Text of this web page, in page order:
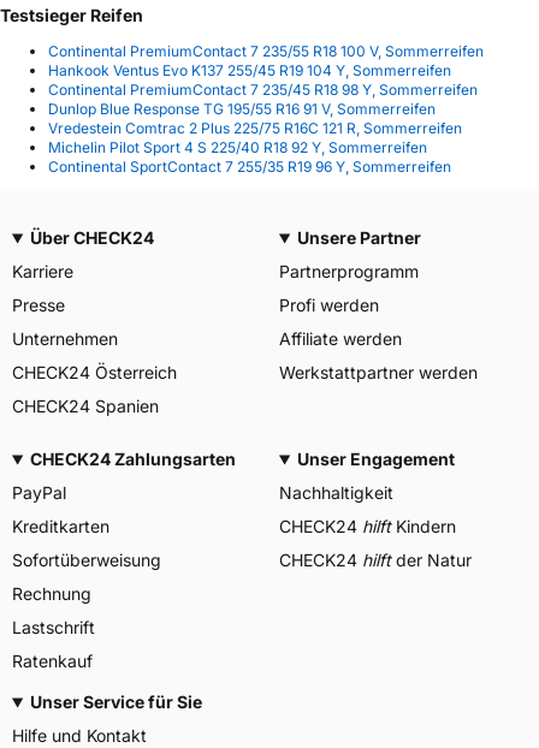
Testsieger Reifen
Continental PremiumContact 7 235/55 R18 100 V, Sommerreifen
Hankook Ventus Evo K137 255/45 R19 104 Y, Sommerreifen
Continental PremiumContact 7 235/45 R18 98 Y, Sommerreifen
Dunlop Blue Response TG 195/55 R16 91 V, Sommerreifen
Vredestein Comtrac 2 Plus 225/75 R16C 121 R, Sommerreifen
Michelin Pilot Sport 4 S 225/40 R18 92 Y, Sommerreifen
Continental SportContact 7 255/35 R19 96 Y, Sommerreifen
Über CHECK24
Karriere
Presse
Unternehmen
CHECK24 Österreich
CHECK24 Spanien
Unsere Partner
Partnerprogramm
Profi werden
Affiliate werden
Werkstattpartner werden
CHECK24 Zahlungsarten
PayPal
Kreditkarten
Sofortüberweisung
Rechnung
Lastschrift
Ratenkauf
Unser Engagement
Nachhaltigkeit
CHECK24 hilftKindern
CHECK24 hilftder Natur
Unser Service für Sie
Hilfe und Kontakt